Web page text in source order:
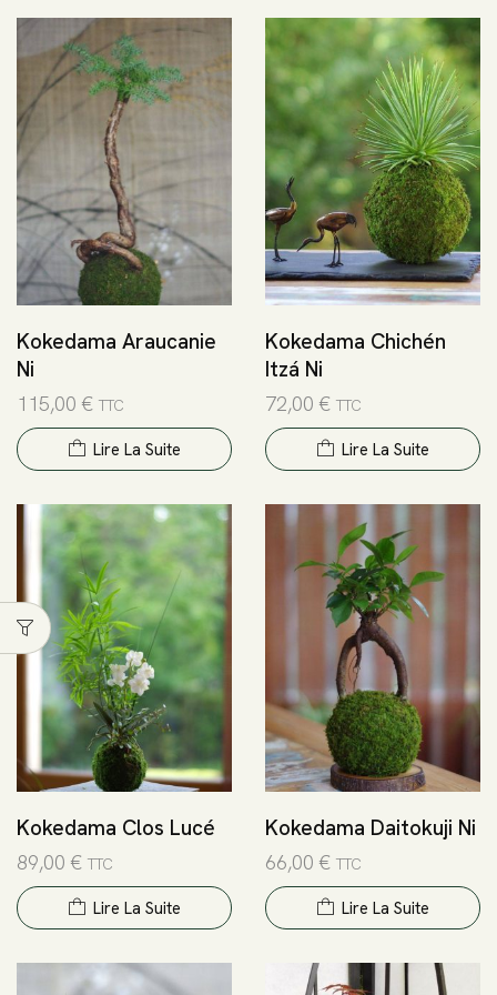
Kokedama Araucanie
Ni
115,00 € TTC
Lire La Suite
Kokedama Chichén
Itzá Ni
72,00 € TTC
Lire La Suite
Kokedama Clos Lucé
89,00 € TTC
Lire La Suite
Kokedama Daitokuji Ni
66,00 € TTC
Lire La Suite